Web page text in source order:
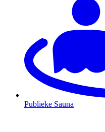
Publieke Sauna